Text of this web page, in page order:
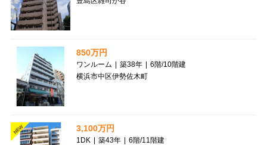
850万円
ワンルーム | 築38年 | 6階/10階建
横浜市中区伊勢佐木町
NEW 3,100万円
1DK | 築43年 | 6階/11階建